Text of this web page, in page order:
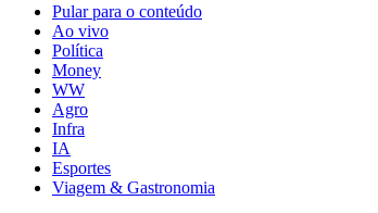
Pular para o conteúdo
Ao vivo
Política
Money
WW
Agro
Infra
IA
Esportes
Viagem & Gastronomia